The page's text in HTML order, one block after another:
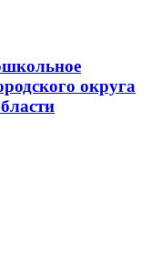
округа